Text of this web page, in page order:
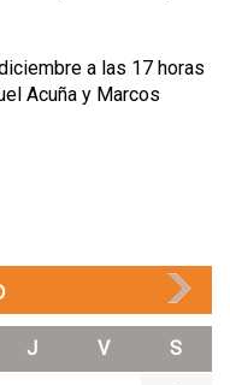
a las 17 horas
Acuña y Marcos
J V S